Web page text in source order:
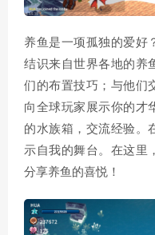
养鱼是一项孤独的爱好
结识来自世界各地的养
们的布置技巧；与他们
向全球玩家展示你的才
的水族箱，交流经验。
示自我的舞台。在这里
分享养鱼的喜悦！